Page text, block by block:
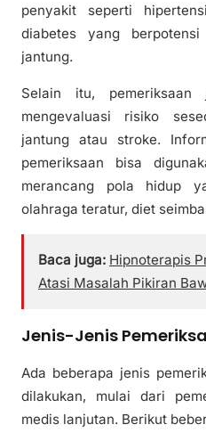
penyakit seperti
diabetes yang berpotensi
jantung.
Selain itu, pemeriksaan
mengevaluasi risiko
jantung atau stroke.
pemeriksaan bisa
merancang pola hidup
olahraga teratur, diet
Baca juga: Hipnoterapis
Atasi Masalah Pikiran
Jenis-Jenis
Ada beberapa jenis
dilakukan, mulai dari
medis lanjutan. Berikut